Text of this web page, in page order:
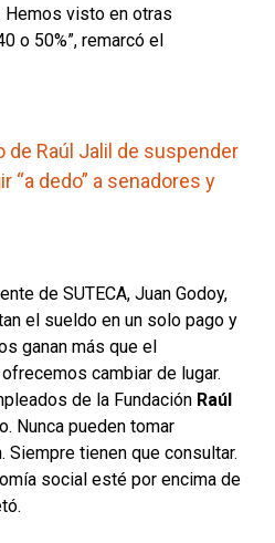
Hemos visto en otras
o 50%”, remarcó el
de Raúl Jalil de suspender
“a dedo” a senadores y
de SUTECA, Juan Godoy,
el sueldo en un solo pago y
ganan más que el
cambiar de lugar.
de la Fundación Raúl
Nunca pueden tomar
Siempre tienen que consultar.
social esté por encima de